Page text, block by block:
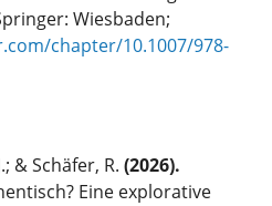
Wiesbaden;
chapter/10.1007/978-
& Schäfer, R. (2026).
Eine explorative